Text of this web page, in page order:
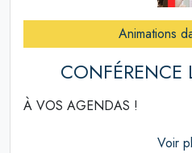
Animations
CONFÉRENCE
À VOS AGENDAS !
Voir